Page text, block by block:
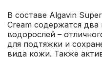
В составе Algavin
Cream содержатся два
водорослей –
для подтяжки и
вида кожи. Также